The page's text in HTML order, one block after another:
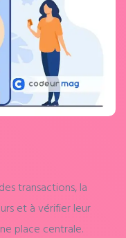
transactions, la
et à vérifier leur
place centrale.